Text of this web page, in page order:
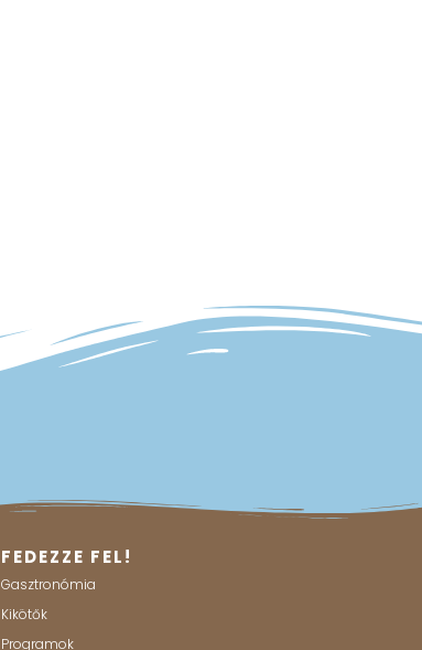
FEDEZZE FEL!
Gasztronómia
Kikötők
Programok